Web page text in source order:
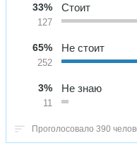
33%
127
Стоит
65%
252
Не стоит
3%
11
Не знаю
Проголосовало 390